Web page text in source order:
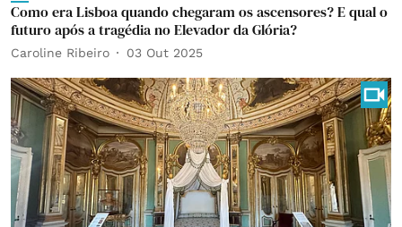
Como era Lisboa quando chegaram os ascensores? E qual o
futuro após a tragédia no Elevador da Glória?
Caroline Ribeiro 03 Out 2025